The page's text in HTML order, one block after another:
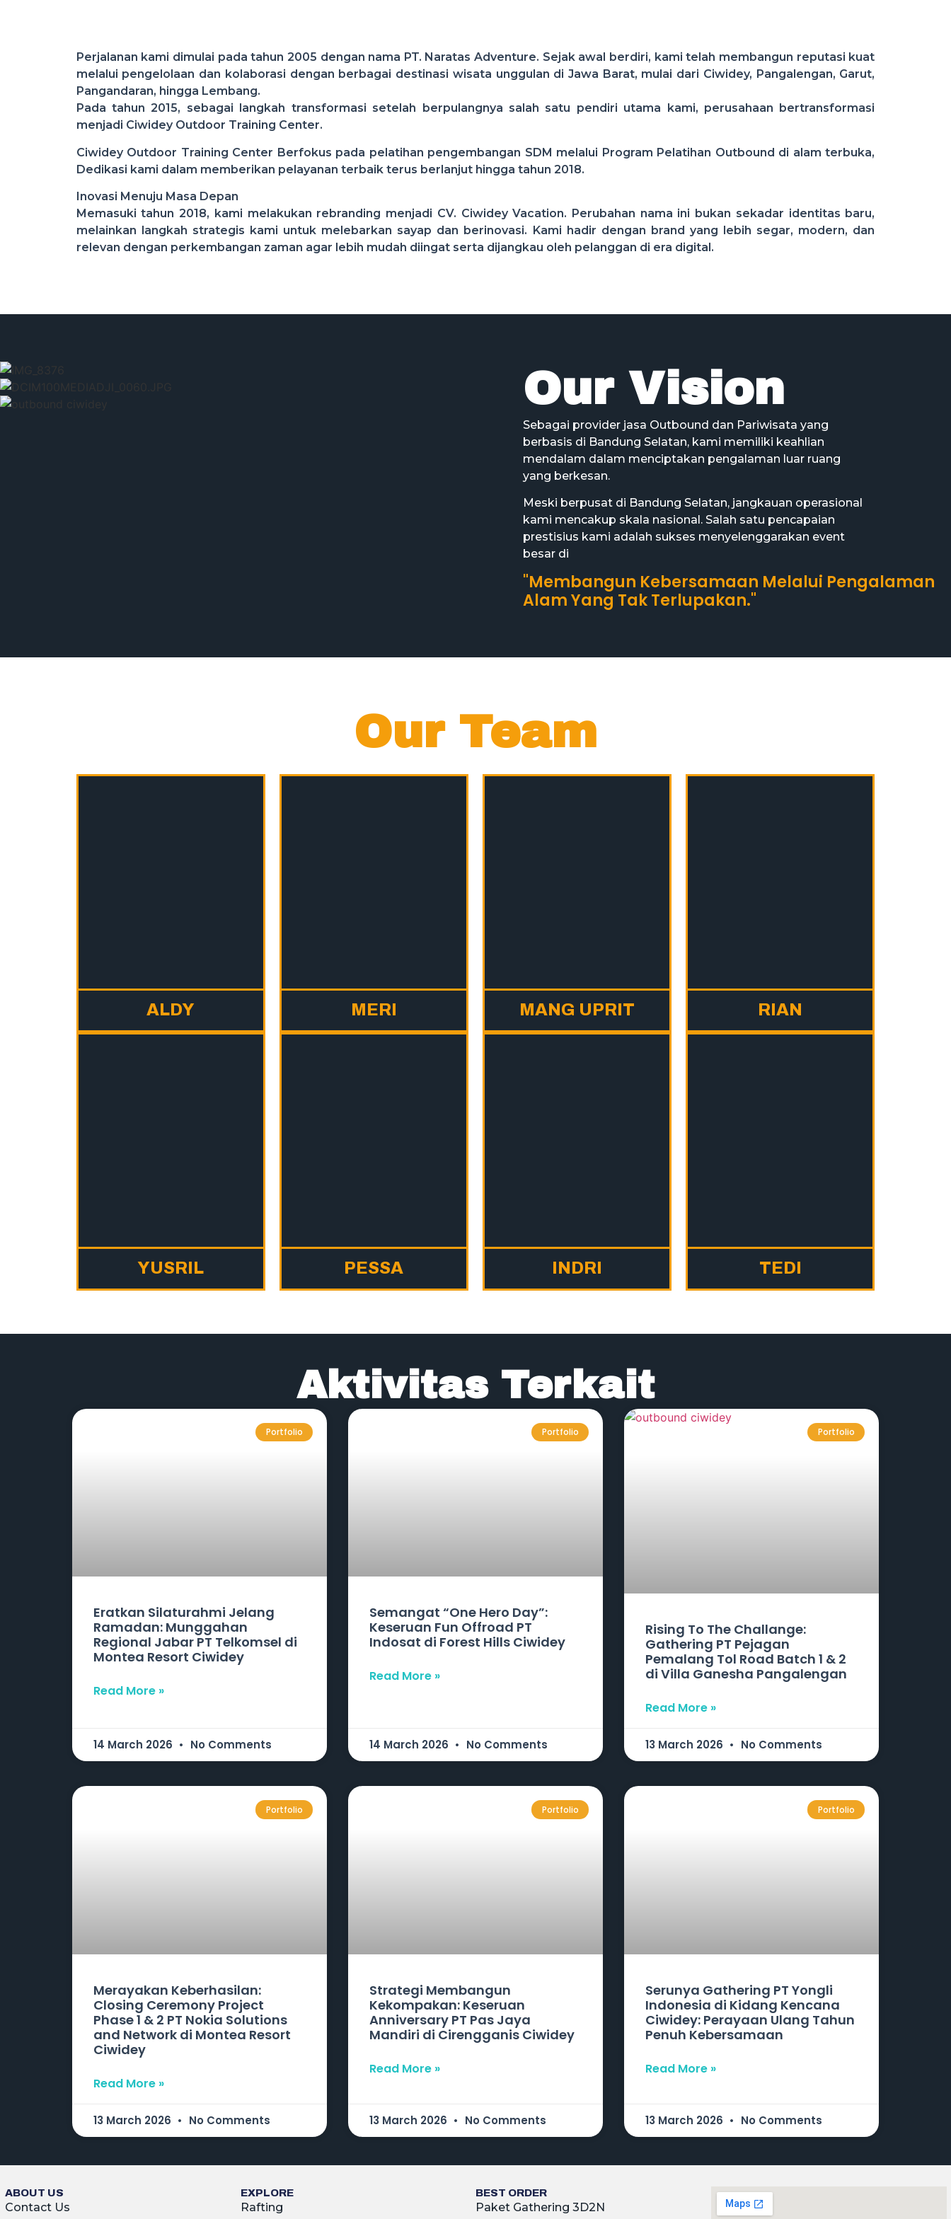
Perjalanan kami dimulai pada tahun 2005 dengan nama PT. Naratas Adventure. Sejak awal berdiri, kami telah membangun reputasi kuat
melalui pengelolaan dan kolaborasi dengan berbagai destinasi wisata unggulan di Jawa Barat, mulai dari Ciwidey, Pangalengan, Garut,
Pangandaran, hingga Lembang.
​Pada tahun 2015, sebagai langkah transformasi setelah berpulangnya salah satu pendiri utama kami, perusahaan bertransformasi
menjadi Ciwidey Outdoor Training Center.
Ciwidey Outdoor Training Center Berfokus pada pelatihan pengembangan SDM melalui Program Pelatihan Outbound di alam terbuka,
Dedikasi kami dalam memberikan pelayanan terbaik terus berlanjut hingga tahun 2018.
​Inovasi Menuju Masa Depan
​Memasuki tahun 2018, kami melakukan rebranding menjadi CV. Ciwidey Vacation. Perubahan nama ini bukan sekadar identitas baru,
melainkan langkah strategis kami untuk melebarkan sayap dan berinovasi. Kami hadir dengan brand yang lebih segar, modern, dan
relevan dengan perkembangan zaman agar lebih mudah diingat serta dijangkau oleh pelanggan di era digital.
Our Vision
Sebagai provider jasa Outbound dan Pariwisata yang
berbasis di Bandung Selatan, kami memiliki keahlian
mendalam dalam menciptakan pengalaman luar ruang
yang berkesan.
Meski berpusat di Bandung Selatan, jangkauan operasional
kami mencakup skala nasional. Salah satu pencapaian
prestisius kami adalah sukses menyelenggarakan event
besar di
​"Membangun Kebersamaan Melalui Pengalaman
Alam Yang Tak Terlupakan."
Our Team
ALDY MERI MANG UPRIT RIAN
YUSRIL PESSA INDRI TEDI
Aktivitas Terkait
Portfolio
Eratkan Silaturahmi Jelang
Ramadan: Munggahan
Regional Jabar PT Telkomsel di
Montea Resort Ciwidey
Read More »
14 March 2026 No Comments
Portfolio
Semangat “One Hero Day”:
Keseruan Fun Offroad PT
Indosat di Forest Hills Ciwidey
Read More »
14 March 2026 No Comments
Portfolio
Rising To The Challange:
Gathering PT Pejagan
Pemalang Tol Road Batch 1 & 2
di Villa Ganesha Pangalengan
Read More »
13 March 2026 No Comments
Portfolio
Merayakan Keberhasilan:
Closing Ceremony Project
Phase 1 & 2 PT Nokia Solutions
and Network di Montea Resort
Ciwidey
Read More »
13 March 2026 No Comments
Portfolio
Strategi Membangun
Kekompakan: Keseruan
Anniversary PT Pas Jaya
Mandiri di Cirengganis Ciwidey
Read More »
13 March 2026 No Comments
Portfolio
Serunya Gathering PT Yongli
Indonesia di Kidang Kencana
Ciwidey: Perayaan Ulang Tahun
Penuh Kebersamaan
Read More »
13 March 2026 No Comments
ABOUT US
Contact Us
EXPLORE
Rafting
BEST ORDER
Paket Gathering 3D2N